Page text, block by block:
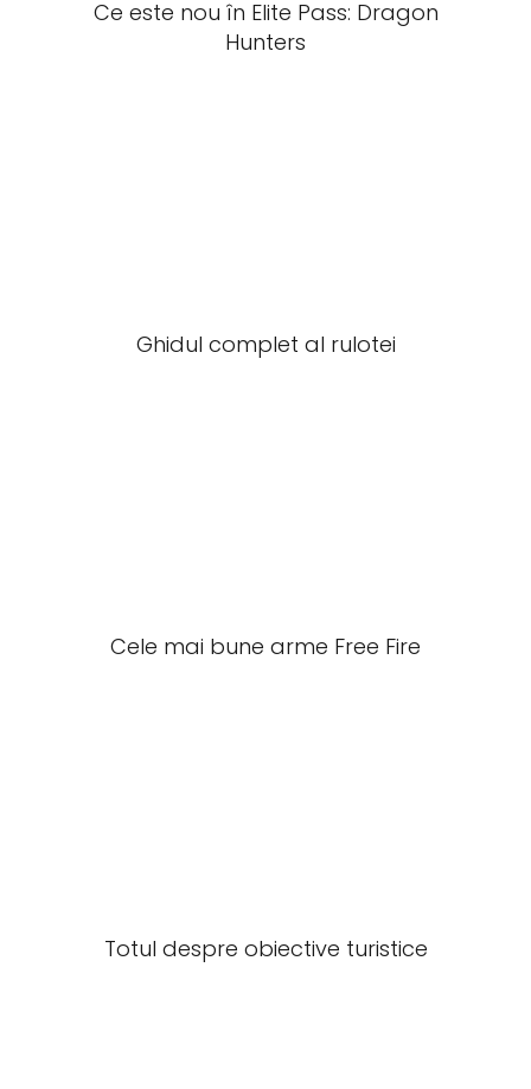
Ce este nou în Elite Pass: Dragon
Hunters
Ghidul complet al rulotei
Cele mai bune arme Free Fire
Totul despre obiective turistice